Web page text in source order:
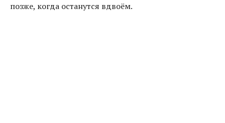
позже, когда останутся вдвоём.